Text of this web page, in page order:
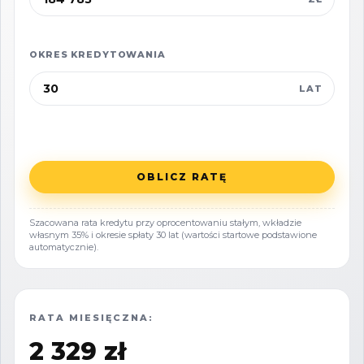
Łazienka z prysznicem
Przestronny taras z meblami ogrodowymi
Wykończenie „pod klucz”
Dla wygody przyszłych właścicieli istnieje
Forest. W pakiecie znajdują się m.in. w pełni
OKRES KREDYTOWANIA
LAT
OBLICZ RATĘ
Szacowana rata kredytu przy oprocentowaniu stałym, wkładzie
własnym 35% i okresie spłaty 30 lat (wartości startowe podstawione
automatycznie).
RATA MIESIĘCZNA:
2 329 zł